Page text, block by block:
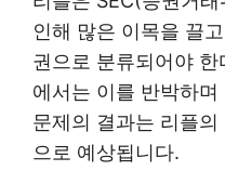
인해 많은 이목을 끌
권으로 분류되어야
에서는 이를 반박하
문제의 결과는 리플
으로 예상됩니다.